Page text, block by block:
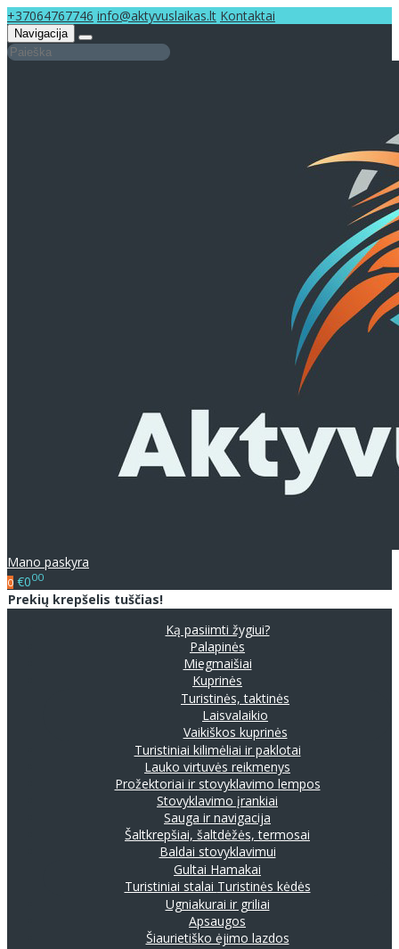
+37064767746 info@aktyvuslaikas.lt Kontaktai
Navigacija
Mano paskyra
0 €000
Prekių krepšelis tuščias!
Ką pasiimti žygiui?
Palapinės
Miegmaišiai
Kuprinės
Turistinės, taktinės
Laisvalaikio
Vaikiškos kuprinės
Turistiniai kilimėliai ir paklotai
Lauko virtuvės reikmenys
Prožektoriai ir stovyklavimo lempos
Stovyklavimo įrankiai
Sauga ir navigacija
Šaltkrepšiai, šaltdėžės, termosai
Baldai stovyklavimui
Gultai Hamakai
Turistiniai stalai Turistinės kėdės
Ugniakurai ir griliai
Apsaugos
Šiaurietiško ėjimo lazdos